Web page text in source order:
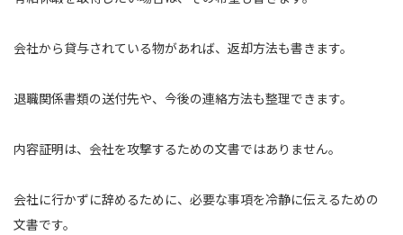
会社から貸与されている物があれば、返却方法も書きます。
退職関係書類の送付先や、今後の連絡方法も整理できます。
内容証明は、会社を攻撃するための文書ではありません。
会社に行かずに辞めるために、必要な事項を冷静に伝えるための
文書です。